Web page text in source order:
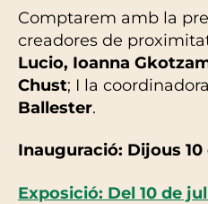
Comptarem amb la
creadores de
Lucio, Ioanna
Chust; I la
Ballester.
Inauguració: Dijous 10
Exposició: Del 10 de